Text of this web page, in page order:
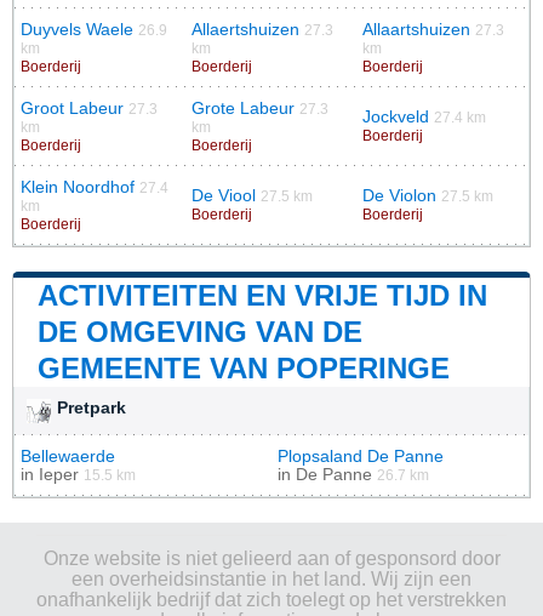
Duyvels Waele 26.9
km
Boerderij
Allaertshuizen 27.3
km
Boerderij
Allaartshuizen 27.3
km
Boerderij
Groot Labeur 27.3
km
Boerderij
Grote Labeur 27.3
km
Boerderij
Jockveld 27.4 km
Boerderij
Klein Noordhof 27.4
km
Boerderij
De Viool 27.5 km
Boerderij
De Violon 27.5 km
Boerderij
ACTIVITEITEN EN VRIJE TIJD IN
DE OMGEVING VAN DE
GEMEENTE VAN POPERINGE
Pretpark
Bellewaerde
in Ieper 15.5 km
Plopsaland De Panne
in De Panne 26.7 km
Onze website is niet gelieerd aan of gesponsord door
een overheidsinstantie in het land. Wij zijn een
onafhankelijk bedrijf dat zich toelegt op het verstrekken